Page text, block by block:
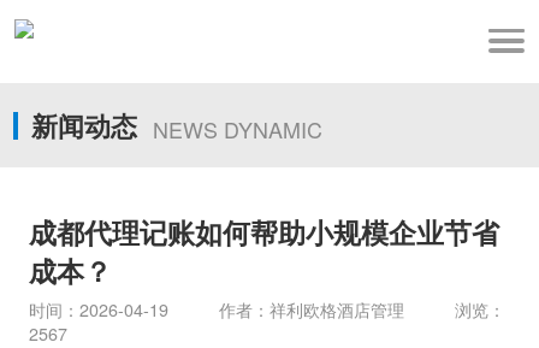
新闻动态 NEWS DYNAMIC
成都代理记账如何帮助小规模企业节省
成本？
时间：2026-04-19 作者：祥利欧格酒店管理 浏览：
2567